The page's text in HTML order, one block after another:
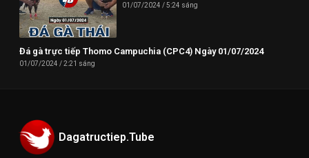
01/07/2024 5:24 sáng
Đá gà trực tiếp Thomo Campuchia (CPC4) Ngày 01/07/2024
01/07/2024 2:21 sáng
Dagatructiep.Tube